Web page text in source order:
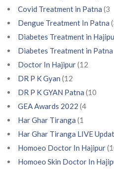
Covid Treatment in Patna (3
Dengue Treatment In Patna
Diabetes Treatment in
Diabetes Treatment in Patna
Doctor In Hajipur(12
DR P K Gyan (12
DR P K GYAN Patna (10
GEA Awards 2022 (4
Har Ghar Tiranga (1
Har Ghar Tiranga LIVE
Homoeo Doctor In Hajipur
Homoeo Skin Doctor In